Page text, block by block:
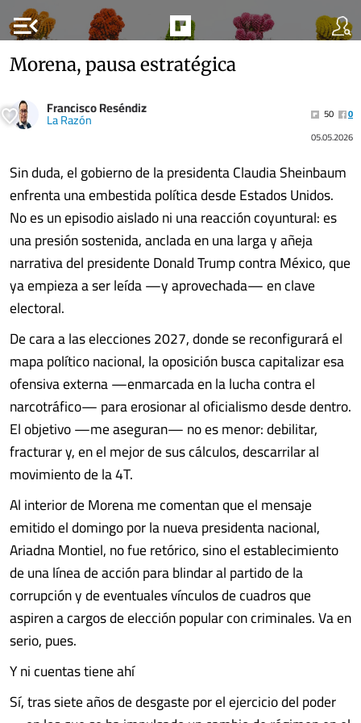
menu_open
Morena, pausa estratégica
Francisco Reséndiz
La Razón 50
0
05.05.2026
Sin duda, el gobierno de la presidenta Claudia Sheinbaum
enfrenta una embestida política desde Estados Unidos.
No es un episodio aislado ni una reacción coyuntural: es
una presión sostenida, anclada en una larga y añeja
narrativa del presidente Donald Trump contra México, que
ya empieza a ser leída —y aprovechada— en clave
electoral.
De cara a las elecciones 2027, donde se reconfigurará el
mapa político nacional, la oposición busca capitalizar esa
ofensiva externa —enmarcada en la lucha contra el
narcotráfico— para erosionar al oficialismo desde dentro.
El objetivo —me aseguran— no es menor: debilitar,
fracturar y, en el mejor de sus cálculos, descarrilar al
movimiento de la 4T.
Al interior de Morena me comentan que el mensaje
emitido el domingo por la nueva presidenta nacional,
Ariadna Montiel, no fue retórico, sino el establecimiento
de una línea de acción para blindar al partido de la
corrupción y de eventuales vínculos de cuadros que
aspiren a cargos de elección popular con criminales. Va en
serio, pues.
Y ni cuentas tiene ahí
Sí, tras siete años de desgaste por el ejercicio del poder